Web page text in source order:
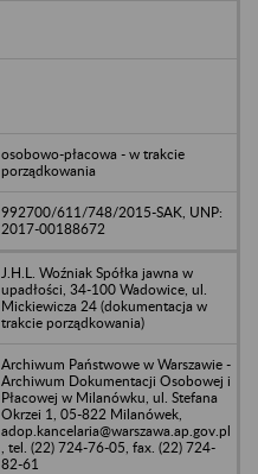
osobowo-płacowa - w trakcie
porządkowania
992700/611/748/2015-SAK, UNP:
2017-00188672
J.H.L. Woźniak Spółka jawna w
upadłości, 34-100 Wadowice, ul.
Mickiewicza 24 (dokumentacja w
trakcie porządkowania)
Archiwum Państwowe w Warszawie -
Archiwum Dokumentacji Osobowej i
Płacowej w Milanówku, ul. Stefana
Okrzei 1, 05-822 Milanówek,
adop.kancelaria@warszawa.ap.gov.pl
, tel. (22) 724-76-05, fax. (22) 724-
82-61